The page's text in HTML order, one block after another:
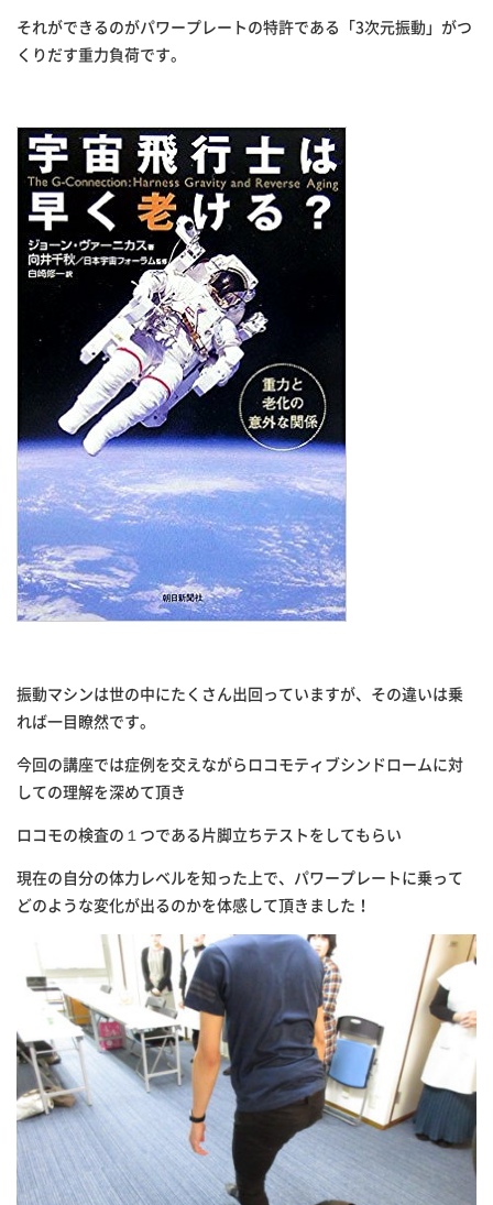
それができるのがパワープレートの特許である「3次元振動」 がつ
くりだす重力負荷です。
振動マシンは世の中にたくさん出回っていますが、 その違いは乗
れば一目瞭然です。
今回の講座では症例を交えながらロコモティブシンドロームに対
しての理解を深めて頂き
ロコモの検査の１つである片脚立ちテストをしてもらい
現在の自分の体力レベルを知った上で、 パワープレートに乗って
どのような変化が出るのかを体感して頂き ました！